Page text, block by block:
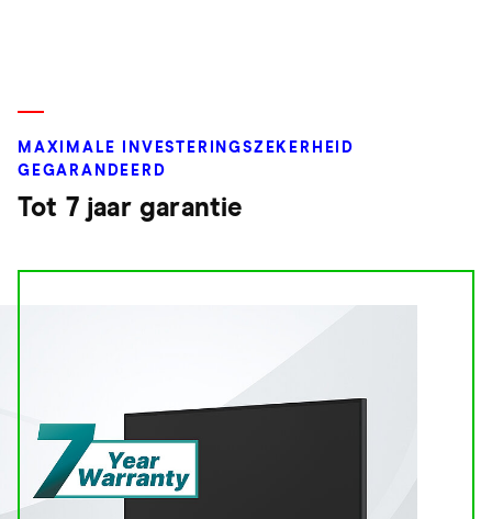
MAXIMALE INVESTERINGSZEKERHEID
GEGARANDEERD
Tot 7 jaar garantie